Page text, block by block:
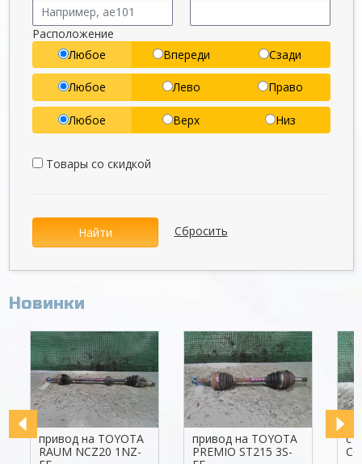
Расположение
Любое
Впереди Сзади
Любое Лево Право
Любое Верх Низ
Товары со скидкой
Найти Сбросить
Новинки
привод на TOYOTA
RAUM NCZ20 1NZ-
привод на TOYOTA
PREMIO ST215 3S-